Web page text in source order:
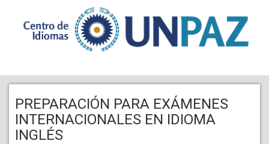
PREPARACIÓN PARA EXÁMENES
INTERNACIONALES EN IDIOMA
INGLÉS